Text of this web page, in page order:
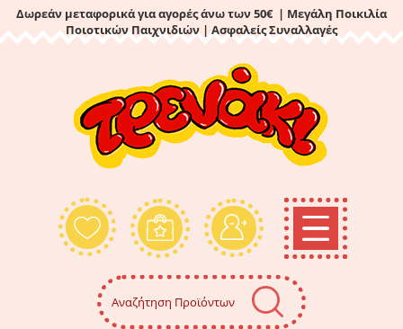
Δωρεάν μεταφορικά για αγορές άνω των 50€ | Μεγάλη Ποικιλία
Ποιοτικών Παιχνιδιών | Ασφαλείς Συναλλαγές